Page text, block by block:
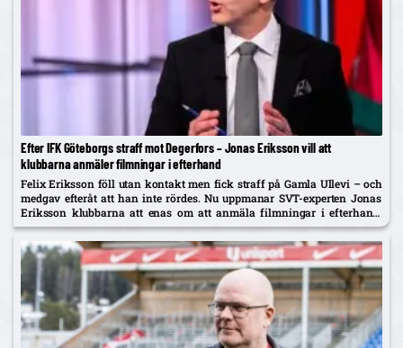
Efter IFK Göteborgs straff mot Degerfors – Jonas Eriksson vill att
klubbarna anmäler filmningar i efterhand
Felix Eriksson föll utan kontakt men fick straff på Gamla Ullevi – och
medgav efteråt att han inte rördes. Nu uppmanar SVT-experten Jonas
Eriksson klubbarna att enas om att anmäla filmningar i efterhand:
"Ingen vill se fusket."